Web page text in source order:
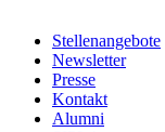
Stellenangebote
Newsletter
Presse
Kontakt
Alumni